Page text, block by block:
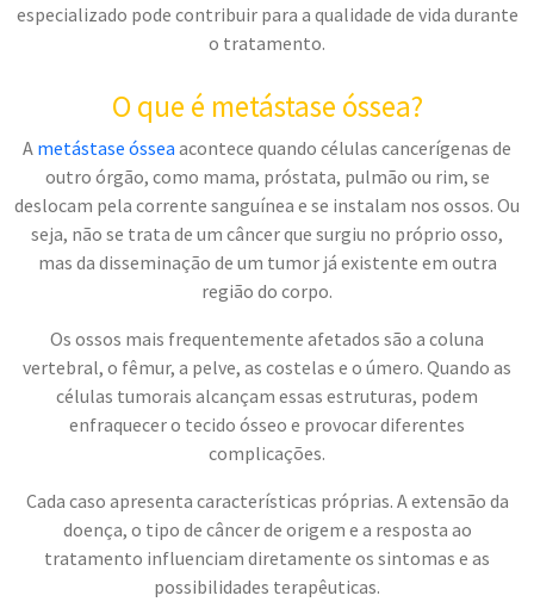
especializado pode contribuir para a qualidade de vida durante
o tratamento.
O que é metástase óssea?
A metástase óssea acontece quando células cancerígenas de
outro órgão, como mama, próstata, pulmão ou rim, se
deslocam pela corrente sanguínea e se instalam nos ossos. Ou
seja, não se trata de um câncer que surgiu no próprio osso,
mas da disseminação de um tumor já existente em outra
região do corpo.
Os ossos mais frequentemente afetados são a coluna
vertebral, o fêmur, a pelve, as costelas e o úmero. Quando as
células tumorais alcançam essas estruturas, podem
enfraquecer o tecido ósseo e provocar diferentes
complicações.
Cada caso apresenta características próprias. A extensão da
doença, o tipo de câncer de origem e a resposta ao
tratamento influenciam diretamente os sintomas e as
possibilidades terapêuticas.